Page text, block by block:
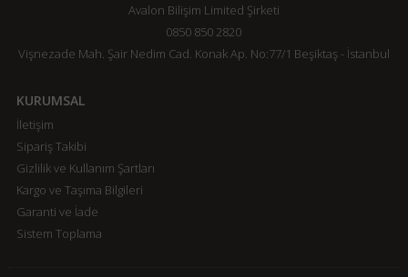
Avalon Bilişim Limited Şirketi
0850 850 2820
Vişnezade Mah. Şair Nedim Cad. Konak Ap. No:77/1 Beşiktaş - İstanbul
KURUMSAL
İletişim
Sipariş Takibi
Gizlilik ve Kullanım Şartları
Kargo ve Taşıma Bilgileri
Garanti ve İade
Sistem Toplama